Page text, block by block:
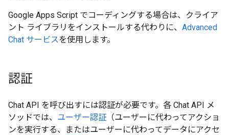
Google Apps Script でコーディングする場合は、クライア
ント ライブラリをインストールする代わりに、 Advanced
Chat サービスを使用します。
認証
Chat API を呼び出すには認証が必要です。各 Chat API メ
ソッドでは、 ユーザー認証 （ユーザーに代わってアクショ
ンを実行する、またはユーザーに代わってデータにアクセ